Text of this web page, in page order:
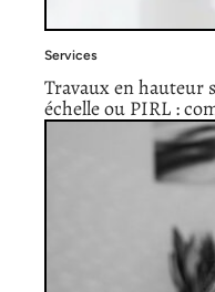
Services
Travaux en hauteur
échelle ou PIRL :